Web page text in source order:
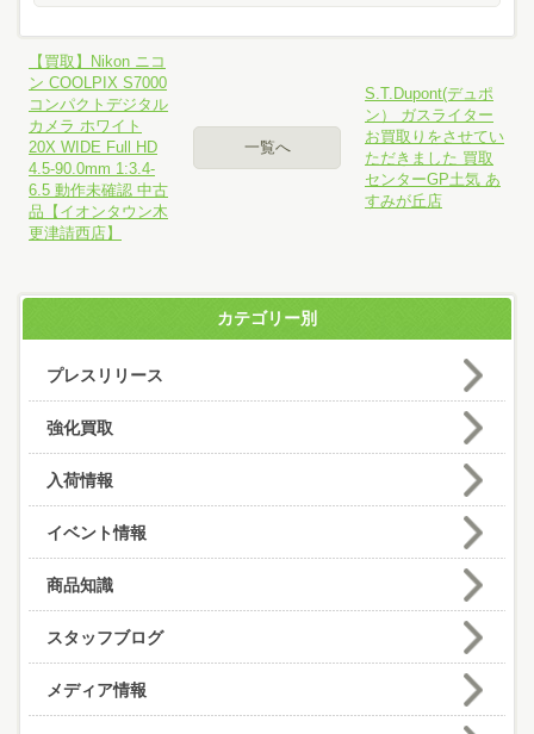
【買取】Nikon ニコ
ン COOLPIX S7000
コンパクトデジタル
カメラ ホワイト
20X WIDE Full HD
4.5-90.0mm 1:3.4-
6.5 動作未確認 中古
品【イオンタウン木
更津請西店】
一覧へ
S.T.Dupont(デュポ
ン） ガスライター
お買取りをさせてい
ただきました 買取
センターGP土気 あ
すみが丘店
カテゴリー別
プレスリリース
強化買取
入荷情報
イベント情報
商品知識
スタッフブログ
メディア情報